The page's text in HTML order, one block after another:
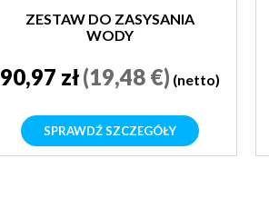
ZESTAW DO ZASYSANIA
WODY
90,97 zł(19,48 €) (netto)
SPRAWDŹ SZCZEGÓŁY